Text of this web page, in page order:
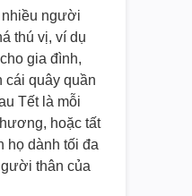
nhiều người
thú vị, ví dụ
gia đình,
cái quây quần
Tết là mỗi
hoặc tất
họ dành tối đa
thân của